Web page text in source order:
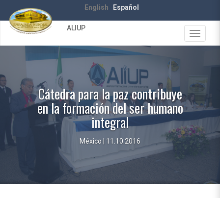
contenido
principal
English Español
Toggle
ALIUP
Cátedra para la paz contribuye
en la formación del ser humano
integral
México | 11.10.2016